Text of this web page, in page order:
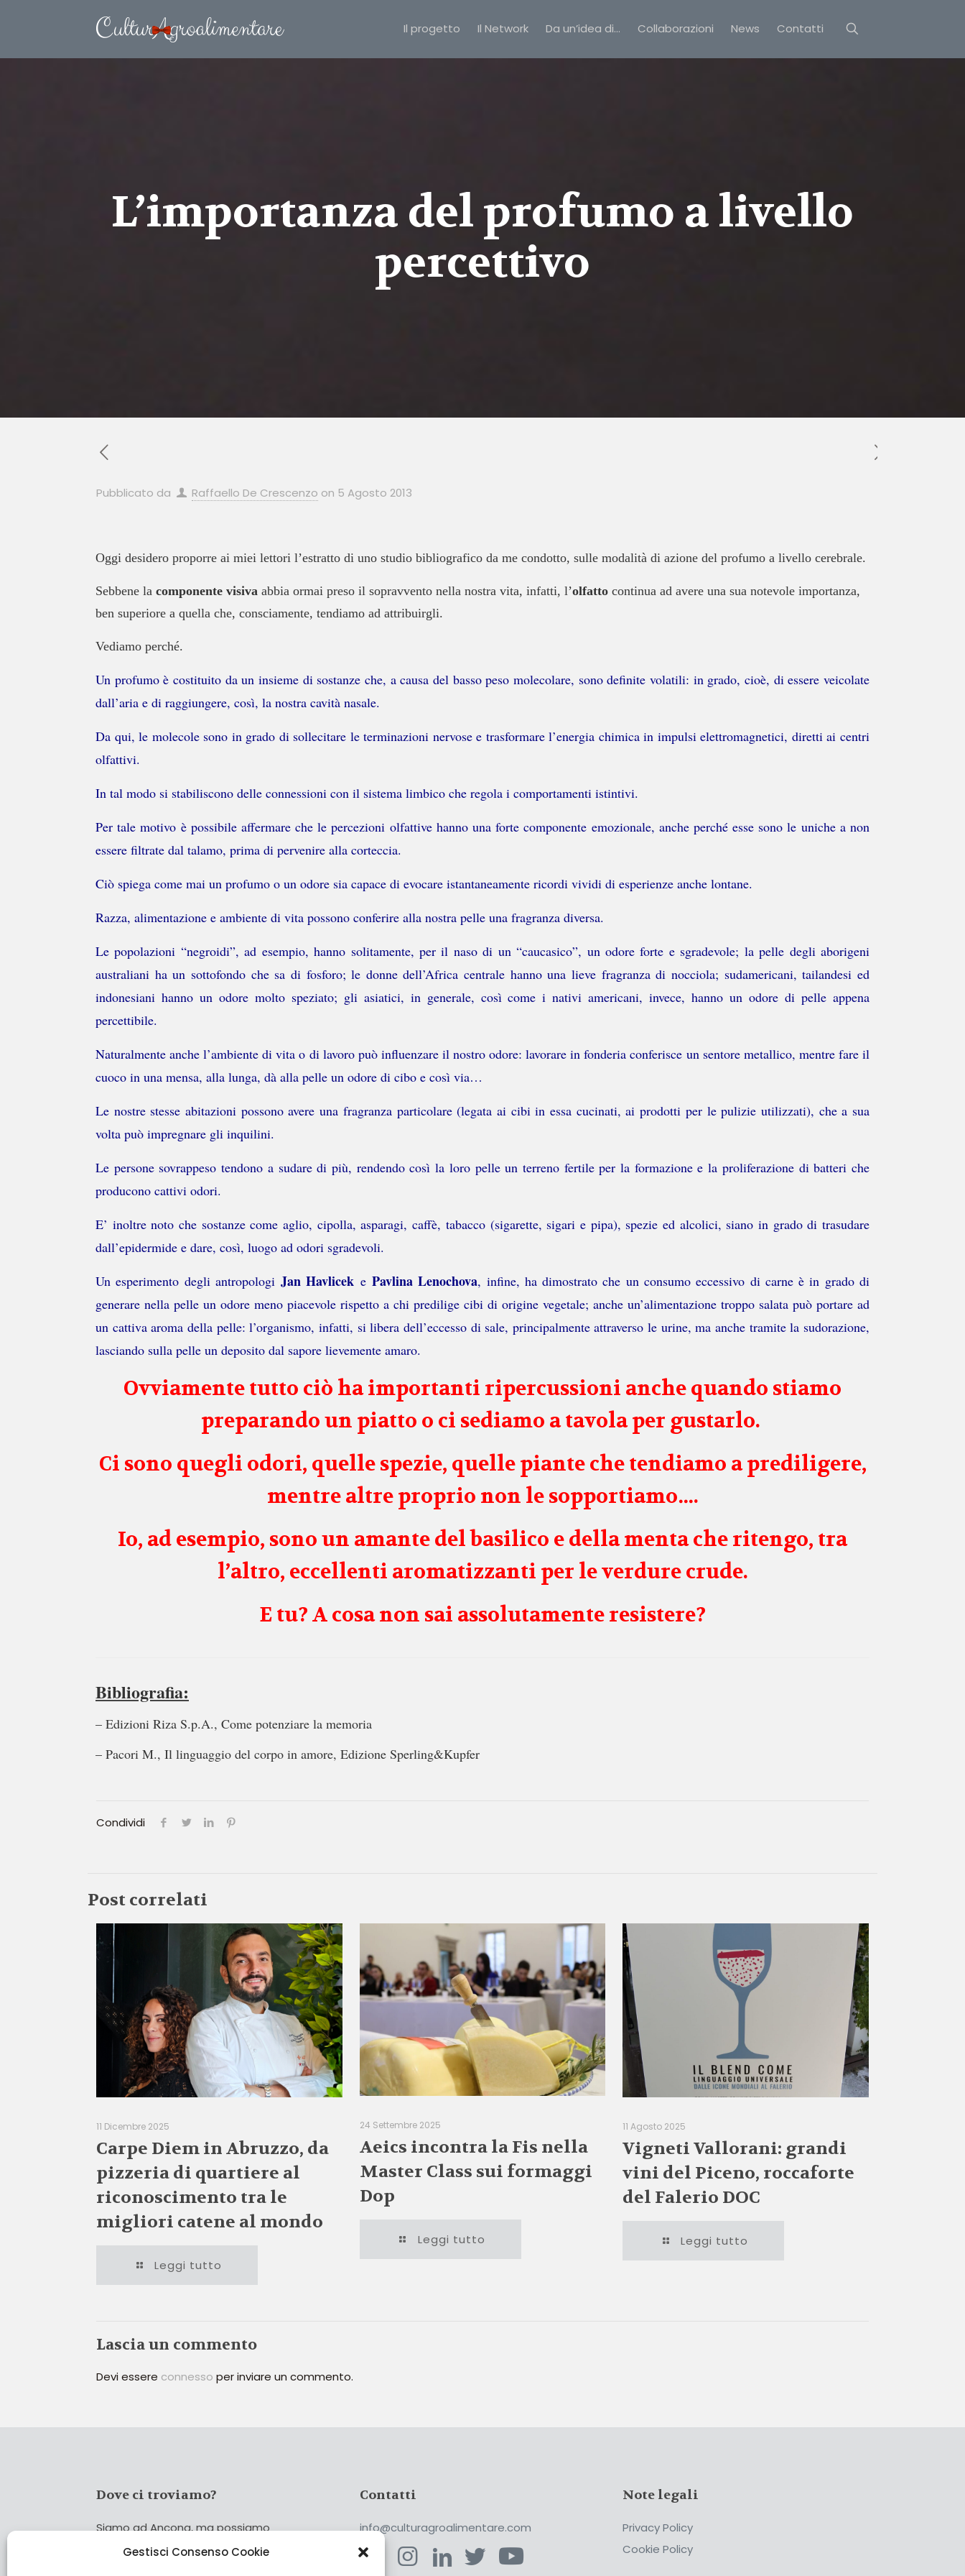
Gestisci Consenso Cookie
Il progetto Il Network Da un’idea di… Collaborazioni News Contatti
L’importanza del profumo a livello
percettivo
Pubblicato da Raffaello De Crescenzo on 5 Agosto 2013
Oggi desidero proporre ai miei lettori l’estratto di uno studio bibliografico da me condotto, sulle modalità di azione del profumo a livello cerebrale.
Sebbene la componente visiva abbia ormai preso il sopravvento nella nostra vita, infatti, l’olfatto continua ad avere una sua notevole importanza,
ben superiore a quella che, consciamente, tendiamo ad attribuirgli.
Vediamo perché.
Un profumo è costituito da un insieme di sostanze che, a causa del basso peso molecolare, sono definite volatili: in grado, cioè, di essere veicolate
dall’aria e di raggiungere, così, la nostra cavità nasale.
Da qui, le molecole sono in grado di sollecitare le terminazioni nervose e trasformare l’energia chimica in impulsi elettromagnetici, diretti ai centri
olfattivi.
In tal modo si stabiliscono delle connessioni con il sistema limbico che regola i comportamenti istintivi.
Per tale motivo è possibile affermare che le percezioni olfattive hanno una forte componente emozionale, anche perché esse sono le uniche a non
essere filtrate dal talamo, prima di pervenire alla corteccia.
Ciò spiega come mai un profumo o un odore sia capace di evocare istantaneamente ricordi vividi di esperienze anche lontane.
Razza, alimentazione e ambiente di vita possono conferire alla nostra pelle una fragranza diversa.
Le popolazioni “negroidi”, ad esempio, hanno solitamente, per il naso di un “caucasico”, un odore forte e sgradevole; la pelle degli aborigeni
australiani ha un sottofondo che sa di fosforo; le donne dell’Africa centrale hanno una lieve fragranza di nocciola; sudamericani, tailandesi ed
indonesiani hanno un odore molto speziato; gli asiatici, in generale, così come i nativi americani, invece, hanno un odore di pelle appena
percettibile.
Naturalmente anche l’ambiente di vita o di lavoro può influenzare il nostro odore: lavorare in fonderia conferisce un sentore metallico, mentre fare il
cuoco in una mensa, alla lunga, dà alla pelle un odore di cibo e così via…
Le nostre stesse abitazioni possono avere una fragranza particolare (legata ai cibi in essa cucinati, ai prodotti per le pulizie utilizzati), che a sua
volta può impregnare gli inquilini.
Le persone sovrappeso tendono a sudare di più, rendendo così la loro pelle un terreno fertile per la formazione e la proliferazione di batteri che
producono cattivi odori.
E’ inoltre noto che sostanze come aglio, cipolla, asparagi, caffè, tabacco (sigarette, sigari e pipa), spezie ed alcolici, siano in grado di trasudare
dall’epidermide e dare, così, luogo ad odori sgradevoli.
Un esperimento degli antropologiJan Havlicek ePavlina Lenochova, infine, ha dimostrato che un consumo eccessivo di carne è in grado di
generare nella pelle un odore meno piacevole rispetto a chi predilige cibi di origine vegetale; anche un’alimentazione troppo salata può portare ad
un cattiva aroma della pelle: l’organismo, infatti, si libera dell’eccesso di sale, principalmente attraverso le urine, ma anche tramite la sudorazione,
lasciando sulla pelle un deposito dal sapore lievemente amaro.
Ovviamente tutto ciò ha importanti ripercussioni anche quando stiamo
preparando un piatto o ci sediamo a tavola per gustarlo.
Ci sono quegli odori, quelle spezie, quelle piante che tendiamo a prediligere,
mentre altre proprio non le sopportiamo….
Io, ad esempio, sono un amante del basilico e della menta che ritengo, tra
l’altro, eccellenti aromatizzanti per le verdure crude.
E tu? A cosa non sai assolutamente resistere?
Bibliografia:
– Edizioni Riza S.p.A., Come potenziare la memoria
– Pacori M., Il linguaggio del corpo in amore, Edizione Sperling&Kupfer
Condividi
Post correlati
11 Dicembre 2025
Carpe Diem in Abruzzo, da
pizzeria di quartiere al
riconoscimento tra le
migliori catene al mondo
Leggi tutto
24 Settembre 2025
Aeics incontra la Fis nella
Master Class sui formaggi
Dop
Leggi tutto
11 Agosto 2025
Vigneti Vallorani: grandi
vini del Piceno, roccaforte
del Falerio DOC
Leggi tutto
Lascia un commento
Devi essere connesso per inviare un commento.
Dove ci troviamo?
Siamo ad Ancona, ma possiamo
coprire tutta Italia!
Contatti
info@culturagroalimentare.com
Note legali
Privacy Policy
Cookie Policy